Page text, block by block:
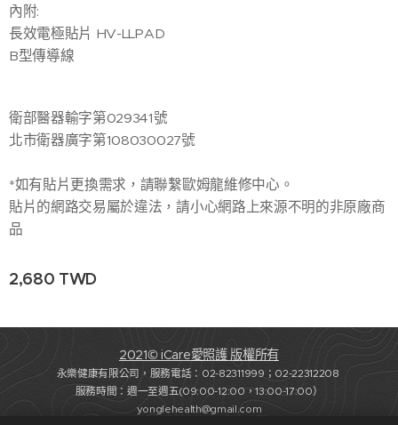
內附:
長效電極貼片 HV-LLPAD
B型傳導線
衛部醫器輸字第029341號
北市衛器廣字第108030027號
*如有貼片更換需求，請聯繫歐姆龍維修中心。
貼片的網路交易屬於違法，請小心網路上來源不明的非原廠商
品
2,680 TWD
2021© iCare愛照護 版權所有
永樂健康有限公司，服務電話：02-82311999；02-22312208
服務時間：週一至週五(09:00-12:00，13:00-17:00）
yonglehealth@gmail.com